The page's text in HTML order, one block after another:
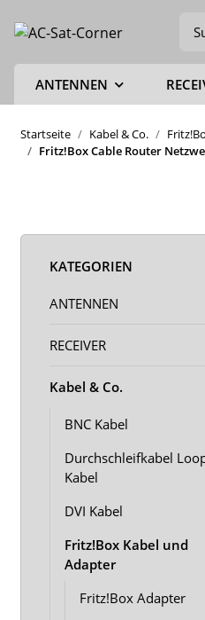
ANTENNEN
Startseite Kabel & Co.
Fritz!Box Cable Router
KATEGORIEN
ANTENNEN
RECEIVER
Kabel & Co.
BNC Kabel
Durchschleifkabel
Kabel
DVI Kabel
Fritz!Box Kabel und
Adapter
Fritz!Box Adapter